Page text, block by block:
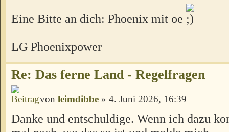
Eine Bitte an dich: Phoenix mit oe
LG Phoenixpower
Re: Das ferne Land - Regelfragen
von leimdibbe » 4. Juni 2026, 16:39
Danke und entschuldige. Wenn ich dazu